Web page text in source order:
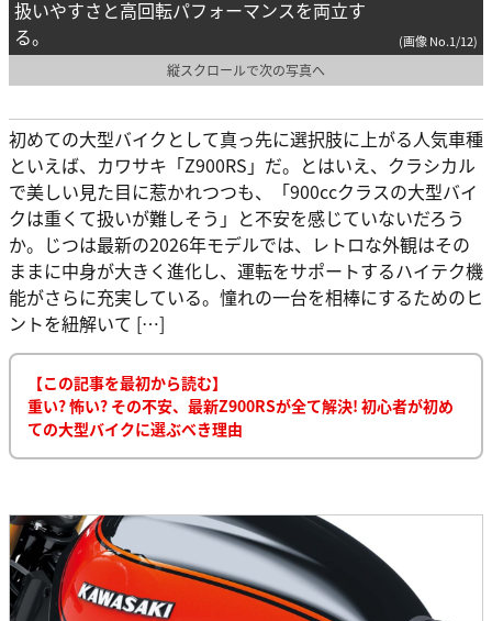
扱いやすさと高回転パフォーマンスを両立す
る。
(画像 No.1/12)
縦スクロールで次の写真へ
初めての大型バイクとして真っ先に選択肢に上がる人気車種
といえば、カワサキ「Z900RS」だ。とはいえ、クラシカル
で美しい見た目に惹かれつつも、「900ccクラスの大型バイ
クは重くて扱いが難しそう」と不安を感じていないだろう
か。じつは最新の2026年モデルでは、レトロな外観はその
ままに中身が大きく進化し、運転をサポートするハイテク機
能がさらに充実している。憧れの一台を相棒にするためのヒ
ントを紐解いて […]
【この記事を最初から読む】
重い? 怖い? その不安、最新Z900RSが全て解決! 初心者が初め
ての大型バイクに選ぶべき理由